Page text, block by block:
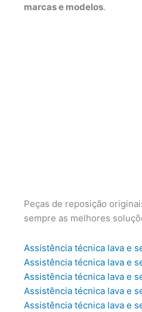
marcas e modelos.
Peças de reposição
sempre as melhores
Assistência técnica lava e
Assistência técnica lava e
Assistência técnica lava e
Assistência técnica lava e
Assistência técnica lava e